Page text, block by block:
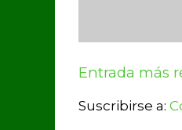
Entrada más
Suscribirse a: